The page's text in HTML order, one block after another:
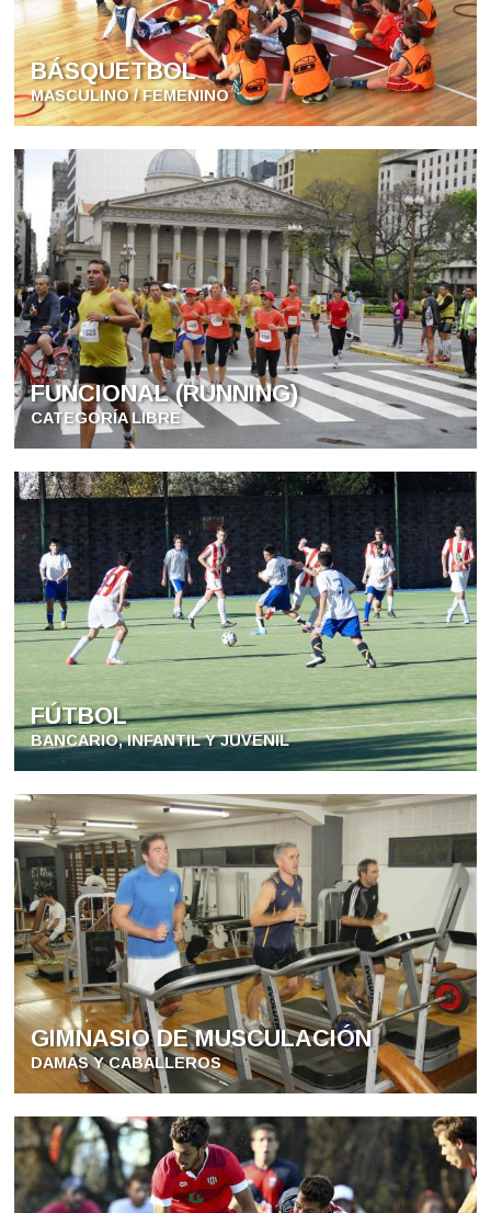
BÁSQUETBOL
MASCULINO / FEMENINO
FUNCIONAL (RUNNING)
CATEGORÍA LIBRE
FÚTBOL
BANCARIO, INFANTIL Y JUVENIL
GIMNASIO DE MUSCULACIÓN
DAMAS Y CABALLEROS